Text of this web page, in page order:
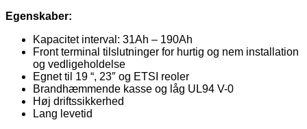
Egenskaber:
Kapacitet interval : 31Ah – 190Ah
Front terminal tilslutninger for hurtig og nem installation
og vedligeholdelse
Egnet til 19 “, 23″ og ETSI reoler
Brandhæmmende kasse og låg UL94 V-0
Høj driftssikkerhed
Lang levetid